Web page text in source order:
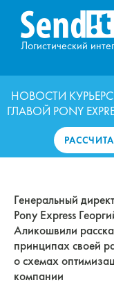
Логистический
НОВОСТИ
ГЛАВОЙ PONY
Генеральный
Pony Express
Аликошвили
принципах своей
о схемах
компании